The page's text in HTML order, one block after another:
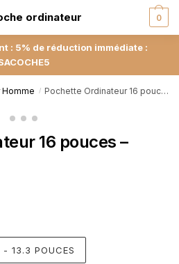
0
: 5% de réduction immédiate :
/ Pochette Ordinateur 16 pouces – Indigo
16 pouces –
- 13.3 POUCES